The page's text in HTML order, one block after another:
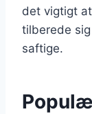
det vigtigt
tilberede
saftige.